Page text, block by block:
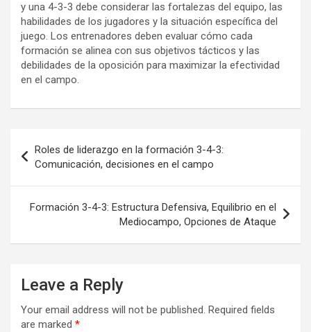
y una 4-3-3 debe considerar las fortalezas del equipo, las
habilidades de los jugadores y la situación específica del
juego. Los entrenadores deben evaluar cómo cada
formación se alinea con sus objetivos tácticos y las
debilidades de la oposición para maximizar la efectividad
en el campo.
navigation
Roles de liderazgo en la formación 3-4-3:
Comunicación, decisiones en el campo
Formación 3-4-3: Estructura Defensiva, Equilibrio en el
Mediocampo, Opciones de Ataque
Leave a Reply
Your email address will not be published. Required fields
are marked *